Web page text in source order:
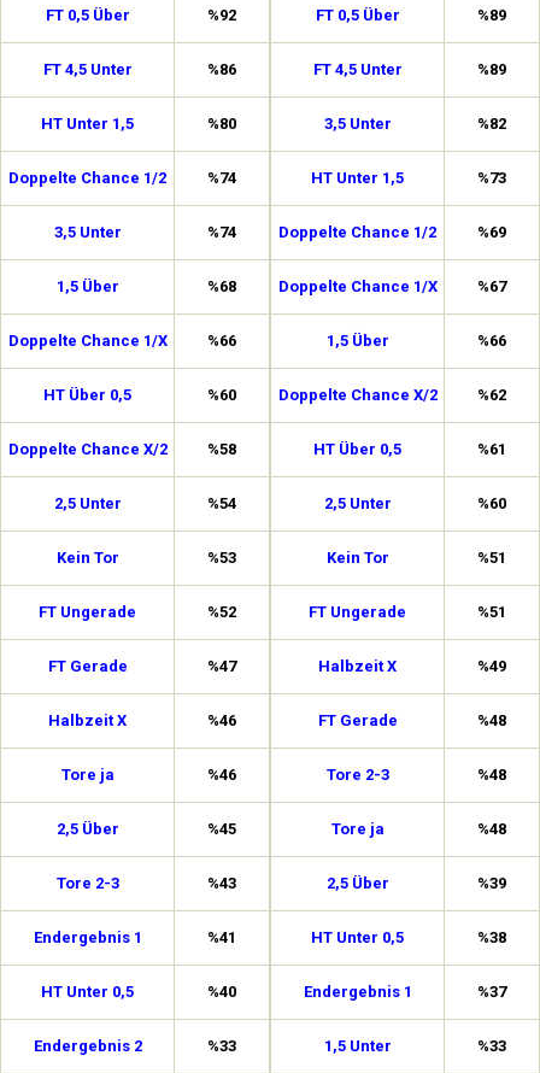
FT 0,5 Über %92
FT 4,5 Unter %86
HT Unter 1,5 %80
Doppelte Chance 1/2 %74
3,5 Unter %74
1,5 Über %68
Doppelte Chance 1/X %66
HT Über 0,5 %60
Doppelte Chance X/2 %58
2,5 Unter %54
Kein Tor %53
FT Ungerade %52
FT Gerade %47
Halbzeit X %46
Tore ja %46
2,5 Über %45
Tore 2-3 %43
Endergebnis 1 %41
HT Unter 0,5 %40
Endergebnis 2 %33
FT 0,5 Über %89
FT 4,5 Unter %89
3,5 Unter %82
HT Unter 1,5 %73
Doppelte Chance 1/2 %69
Doppelte Chance 1/X %67
1,5 Über %66
Doppelte Chance X/2 %62
HT Über 0,5 %61
2,5 Unter %60
Kein Tor %51
FT Ungerade %51
Halbzeit X %49
FT Gerade %48
Tore 2-3 %48
Tore ja %48
2,5 Über %39
HT Unter 0,5 %38
Endergebnis 1 %37
1,5 Unter %33